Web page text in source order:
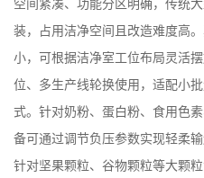
空间紧凑、功能分区明确，传统
装，占用洁净空间且改造难度高
小，可根据洁净室工位布局灵活
位、多生产线轮换使用，适配小
式。针对奶粉、蛋白粉、食用色
备可通过调节负压参数实现轻柔
针对坚果颗粒、谷物颗粒等大颗